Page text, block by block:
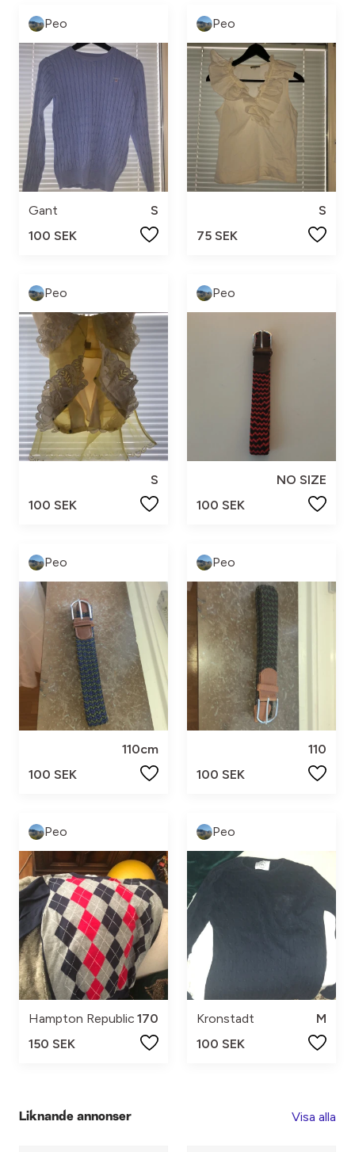
Peo
Gant
S
100 SEK
Peo
S
75 SEK
Peo
S
100 SEK
Peo
NO SIZE
100 SEK
Peo
110cm
100 SEK
Peo
110
100 SEK
Peo
Hampton Republic 170
150 SEK
Peo
Kronstadt
M
100 SEK
Liknande annonser Visa alla